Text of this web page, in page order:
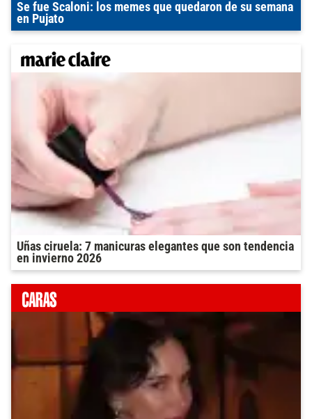
Se fue Scaloni: los memes que quedaron de su semana
en Pujato
Uñas ciruela: 7 manicuras elegantes que son tendencia
en invierno 2026